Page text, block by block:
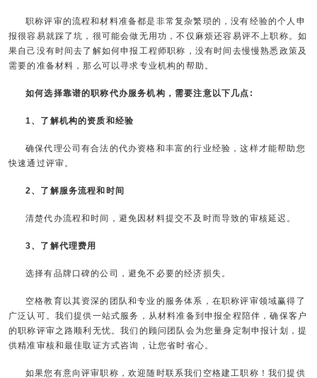
职称评审的流程和材料准备都是非常复杂繁琐的，没有经验的个人申
报很容易就踩了坑，很可能会做无用功，不仅麻烦还容易评不上职称。如
果自己没有时间去了解如何申报工程师职称，没有时间去慢慢熟悉政策及
需要的准备材料，那么可以寻求专业机构的帮助。
如何选择靠谱的职称代办服务机构，需要注意以下几点:
1、了解机构的资质和经验
确保代理公司有合法的代办资格和丰富的行业经验，这样才能帮助您
快速通过评审。
2、了解服务流程和时间
清楚代办流程和时间，避免因材料提交不及时而导致的审核延迟。
3、了解代理费用
选择有品牌口碑的公司，避免不必要的经济损失。
空格教育以其资深的团队和专业的服务体系，在职称评审领域赢得了
广泛认可。我们提供一站式服务，从材料准备到申报全程陪伴，确保客户
的职称评审之路顺利无忧。我们的顾问团队会为您量身定制申报计划，提
供精准审核和最佳取证方式咨询，让您省时省心。
如果您有意向评审职称，欢迎随时联系我们空格建工职称！我们提供